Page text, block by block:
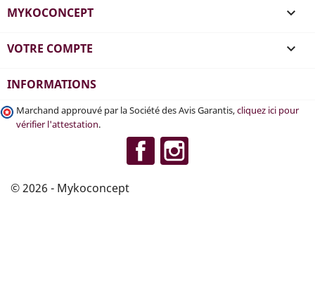
MYKOCONCEPT 
VOTRE COMPTE 
INFORMATIONS
Marchand approuvé par la Société des Avis Garantis,cliquez ici pour
vérifier l'attestation.
Facebook
© 2026 - Mykoconcept